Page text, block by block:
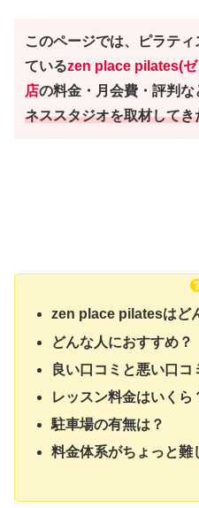
このページでは、ピラテ
ているzen place pilates(
店の料金・月会費・評判な
ネススタジオを取材してき
zen place pilatesはど
どんな人におすすめ？
良い口コミと悪い口コ
レッスン料金はいくら
駐車場の有無は？
料金体系がちょっと難